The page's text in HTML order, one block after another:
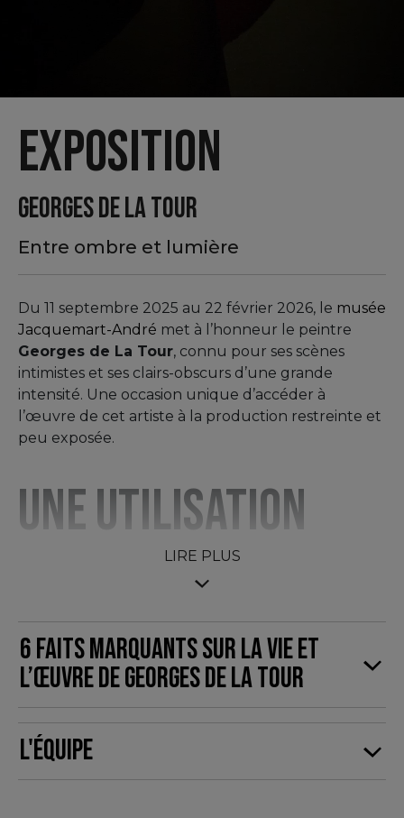
Exposition
GEORGES DE LA TOUR
Entre ombre et lumière
Du 11 septembre 2025 au 22 février 2026, le musée
Jacquemart-André met à l’honneur le peintre
Georges de La Tour, connu pour ses scènes
intimistes et ses clairs-obscurs d’une grande
intensité. Une occasion unique d’accéder à
l’œuvre de cet artiste à la production restreinte et
peu exposée.
Une utilisation
unique de la
lumière
Georges de La Tour est influencé par Caravage,
dont le style rayonne alors dans toute l’Europe.
Inspiré par le caravagisme hollandais et lorrain, il
LIRE PLUS
6 faits marquants sur la vie et
l’œuvre de Georges de La Tour
L'équipe